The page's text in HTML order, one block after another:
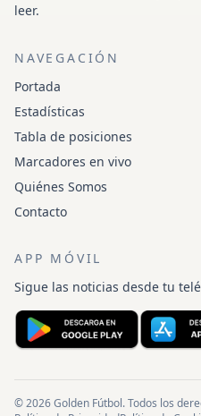
leer.
NAVEGACIÓN
Portada
Estadísticas
Tabla de posiciones
Marcadores en vivo
Quiénes Somos
Contacto
APP MÓVIL
Sigue las noticias desde tu
© 2026 Golden Fútbol. Todos los